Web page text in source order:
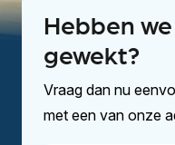
Hebben
gewekt?
Vraag dan nu
met een van onze